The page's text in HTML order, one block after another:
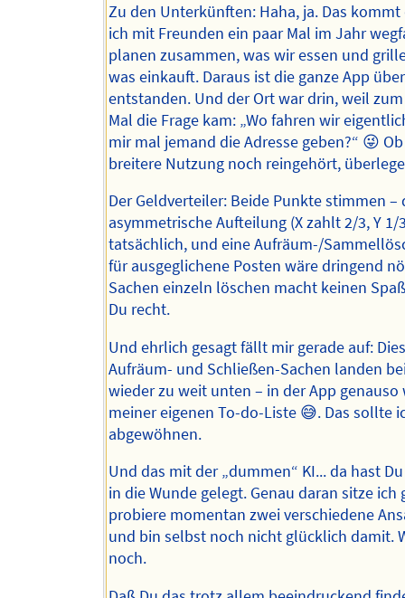
Zu den Unterkünften: Haha, ja. Das kommt
ich mit Freunden ein paar Mal im Jahr
planen zusammen, was wir essen und
was einkauft. Daraus ist die ganze App
entstanden. Und der Ort war drin, weil
Mal die Frage kam: „Wo fahren wir
mir mal jemand die Adresse geben?“ 😜
breitere Nutzung noch reingehört,
Der Geldverteiler: Beide Punkte stimmen –
asymmetrische Aufteilung (X zahlt 2/3, Y 1/
tatsächlich, und eine Aufräum-/
für ausgeglichene Posten wäre dringend
Sachen einzeln löschen macht keinen
Du recht.
Und ehrlich gesagt fällt mir gerade auf:
Aufräum- und Schließen-Sachen landen
wieder zu weit unten – in der App genauso
meiner eigenen To-do-Liste 😅. Das sollte
abgewöhnen.
Und das mit der „dummen“ KI... da hast
in die Wunde gelegt. Genau daran sitze ich
probiere momentan zwei verschiedene
und bin selbst noch nicht glücklich damit.
noch.